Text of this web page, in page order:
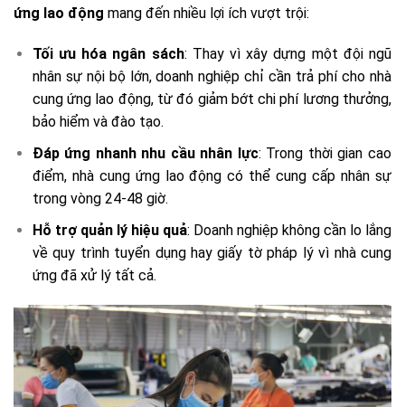
ứng lao động mang đến nhiều lợi ích vượt trội:
Tối ưu hóa ngân sách: Thay vì xây dựng một đội ngũ
nhân sự nội bộ lớn, doanh nghiệp chỉ cần trả phí cho nhà
cung ứng lao động, từ đó giảm bớt chi phí lương thưởng,
bảo hiểm và đào tạo.
Đáp ứng nhanh nhu cầu nhân lực: Trong thời gian cao
điểm, nhà cung ứng lao động có thể cung cấp nhân sự
trong vòng 24-48 giờ.
Hỗ trợ quản lý hiệu quả: Doanh nghiệp không cần lo lắng
về quy trình tuyển dụng hay giấy tờ pháp lý vì nhà cung
ứng đã xử lý tất cả.